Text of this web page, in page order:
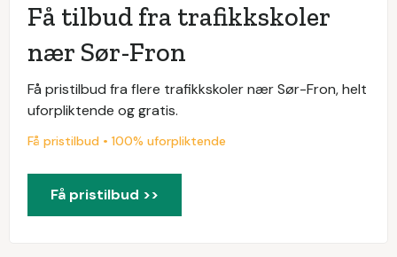
Få tilbud fra trafikkskoler
nær Sør-Fron
Få pristilbud fra flere trafikkskoler nær Sør-Fron, helt
uforpliktende og gratis.
Få pristilbud • 100% uforpliktende
Få pristilbud >>